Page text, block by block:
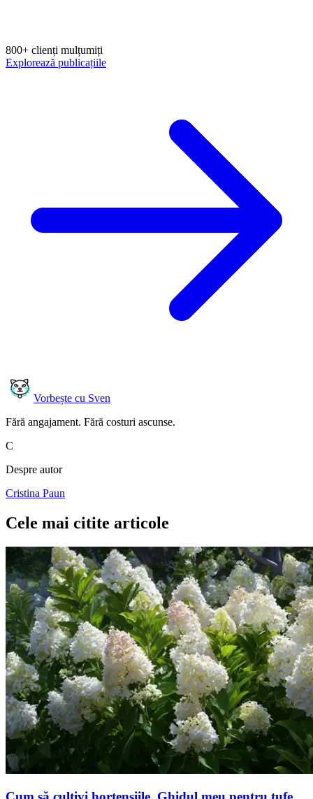
800+ clienți mulțumiți
Explorează publicațiile
Vorbește cu Sven
Fără angajament. Fără costuri ascunse.
C
Despre autor
Cristina Paun
Cele mai citite articole